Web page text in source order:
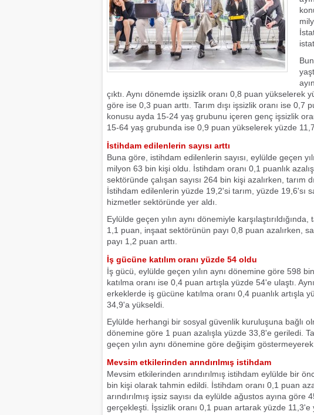
çıktı. Aynı dönemde işsizlik oranı 0,8 puan
göre ise 0,3 puan arttı. Tarım dışı işsizlik oranı ise
konusu ayda 15-24 yaş grubunu içeren genç işsizlik
15-64 yaş grubunda ise 0,9 puan yükselerek yüzde
İstihdam edilenlerin sayısı arttı
Buna göre, istihdam edilenlerin sayısı, eylülde geçen
milyon 63 bin kişi oldu. İstihdam oranı 0,1 puanlık
sektöründe çalışan sayısı 264 bin kişi azalırken, tarım
İstihdam edilenlerin yüzde 19,2'si tarım, yüzde 19,6'sı
hizmetler sektöründe yer aldı.
Eylülde geçen yılın aynı dönemiyle
1,1 puan, inşaat sektörünün payı 0,8 puan azalırken,
payı 1,2 puan arttı.
İş gücüne katılım oranı yüzde 54 oldu
İş gücü, eylülde geçen yılın aynı dönemine göre 598
katılma oranı ise 0,4 puan artışla yüzde 54'e ulaştı.
erkeklerde iş gücüne katılma oranı 0,4 puanlık artışla
34,9'a yükseldi.
Eylülde herhangi bir sosyal güvenlik kuruluşuna bağlı
dönemine göre 1 puan azalışla yüzde 33,8'e geriledi.
geçen yılın aynı dönemine göre değişim
Mevsim etkilerinden arındırılmış istihdam
Mevsim etkilerinden arındırılmış istihdam eylülde bir
bin kişi olarak tahmin edildi. İstihdam oranı 0,1 puan
arındırılmış işsiz sayısı da eylülde ağustos ayına
gerçekleşti. İşsizlik oranı 0,1 puan artarak yüzde 11,3'e